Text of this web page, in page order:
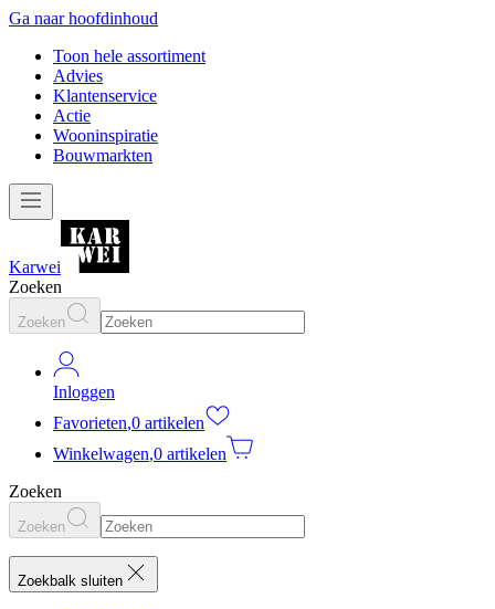
Ga naar hoofdinhoud
Toon hele assortiment
Advies
Klantenservice
Actie
Wooninspiratie
Bouwmarkten
Karwei
Zoeken
Zoeken
Inloggen
Favorieten,0 artikelen
Winkelwagen,0 artikelen
Zoeken
Zoeken
Zoekbalk sluiten